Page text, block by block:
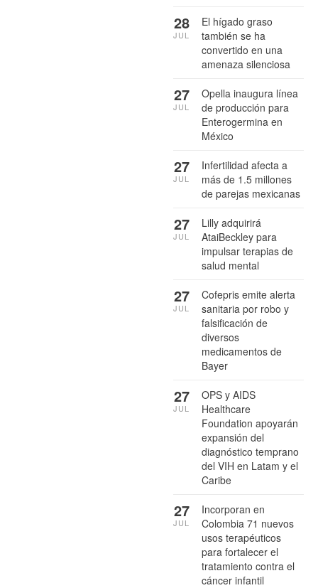
El hígado graso
también se ha
convertido en una
amenaza silenciosa
28
JUL
Opella inaugura línea
de producción para
Enterogermina en
México
27
JUL
Infertilidad afecta a
más de 1.5 millones
de parejas mexicanas
27
JUL
Lilly adquirirá
AtaiBeckley para
impulsar terapias de
salud mental
27
JUL
Cofepris emite alerta
sanitaria por robo y
falsificación de
diversos
medicamentos de
Bayer
27
JUL
OPS y AIDS
Healthcare
Foundation apoyarán
expansión del
diagnóstico temprano
del VIH en Latam y el
Caribe
27
JUL
Incorporan en
Colombia 71 nuevos
usos terapéuticos
para fortalecer el
tratamiento contra el
cáncer infantil
27
JUL